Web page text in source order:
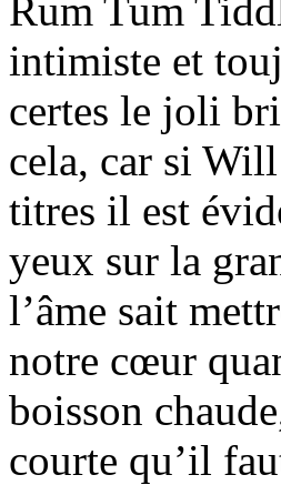
Rum Tum
intimiste et
certes le joli
cela, car si
titres il est
yeux sur la
l’âme sait
notre cœur
boisson
courte qu’il